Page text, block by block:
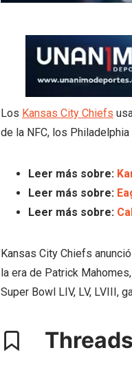
Los Kansas City Chiefs
de la NFC, los
Leer más sobre:
Leer más sobre:
Leer más sobre:
Kansas City Chiefs
la era de Patrick
Super Bowl LIV, LV, LVIII,